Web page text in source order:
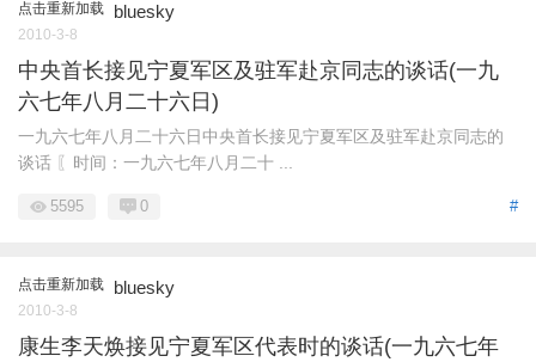
点击重新加载 bluesky
2010-3-8
中央首长接见宁夏军区及驻军赴京同志的谈话(一九
六七年八月二十六日)
一九六七年八月二十六日中央首长接见宁夏军区及驻军赴京同志的
谈话 〖时间：一九六七年八月二十 ...
#
5595 0
点击重新加载 bluesky
2010-3-8
康生李天焕接见宁夏军区代表时的谈话(一九六七年